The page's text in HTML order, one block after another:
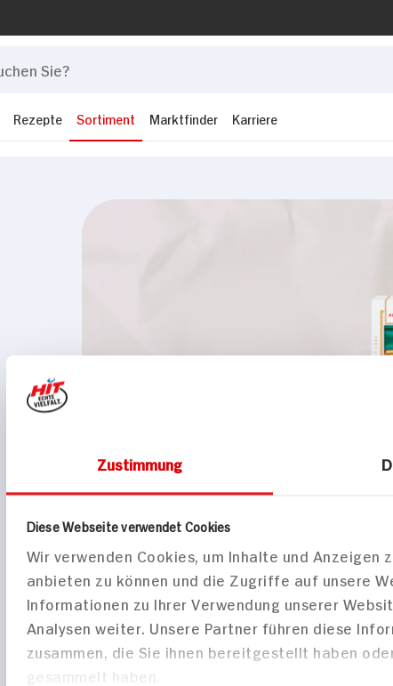
Zustimmung
Diese Webseite verwendet Cookies
Wir verwenden Cookies, um Inhalte und
anbieten zu können und die Zugriffe auf unsere
Informationen zu Ihrer Verwendung unserer
Analysen weiter. Unsere Partner führen diese
zusammen, die Sie ihnen bereitgestellt haben
gesammelt haben.
Rezepte Sortiment Marktfinder Karriere
Süßes & Salziges
Niederegger
100g Packung